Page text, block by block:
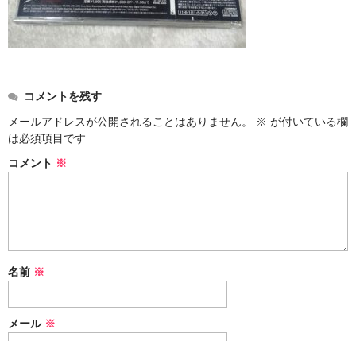
アメリカン・メタル
ブリティッシュ・ロック
ジャパニーズ
メンバー
コメントを残す
メールアドレスが公開されることはありません。
※ が付いている欄
は必須項目です
コメント ※
名前 ※
メール ※